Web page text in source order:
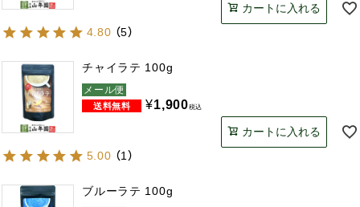
カートに入れる
4.80 （5）
チャイラテ 100g
メール便
¥1,900税込
カートに入れる
5.00 （1）
ブルーラテ 100g